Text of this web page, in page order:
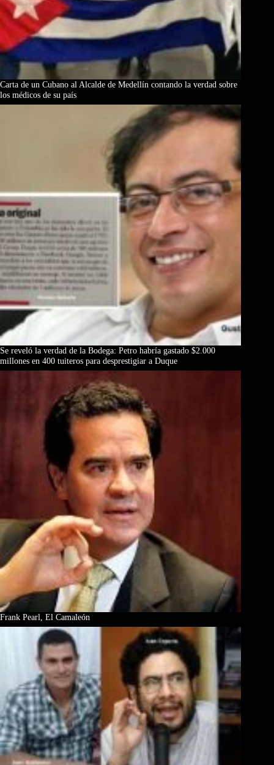
Carta de un Cubano al Alcalde de Medellín contando la verdad sobre
los médicos de su país
Se reveló la verdad de la Bodega: Petro habría gastado $2.000
millones en 400 tuiteros para desprestigiar a Duque
Frank Pearl, El Camaleón